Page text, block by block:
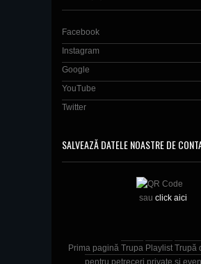
Facebook
Instagram
Google
YouTube
Twitter
SALVEAZĂ DATELE NOASTRE DE
sau click aici
Prima pagină Trupa Playlist Trupă
pentru petreceri private și